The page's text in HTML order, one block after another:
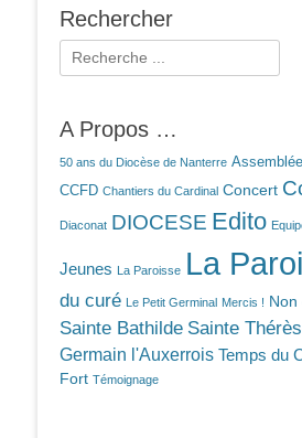
Rechercher
Rechercher :
A Propos …
50 ans du Diocèse de Nanterre
CCFD Chantiers du Cardinal Concert
Diaconat DIOCESE Edito
Jeunes La Paroisse La
du curé Le Petit Germinal Mercis ! Non
Sainte Bathilde Sainte
Germain l'Auxerrois Temps du
Fort Témoignage